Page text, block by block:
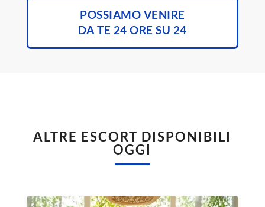
POSSIAMO VENIRE
DA TE 24 ORE SU 24
ALTRE ESCORT DISPONIBILI
OGGI